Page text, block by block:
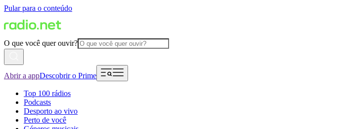
Pular para o conteúdo
O que você quer ouvir?
Abrir a appDescobrir o Prime
Top 100 rádios
Podcasts
Desporto ao vivo
Perto de você